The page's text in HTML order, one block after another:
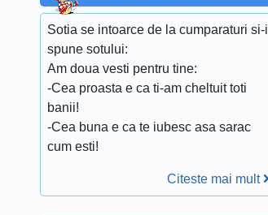
Sotia se intoarce de la cumparaturi si-i
spune sotului:
Am doua vesti pentru tine:
-Cea proasta e ca ti-am cheltuit toti
banii!
-Cea buna e ca te iubesc asa sarac
cum esti!
Citeste mai mult